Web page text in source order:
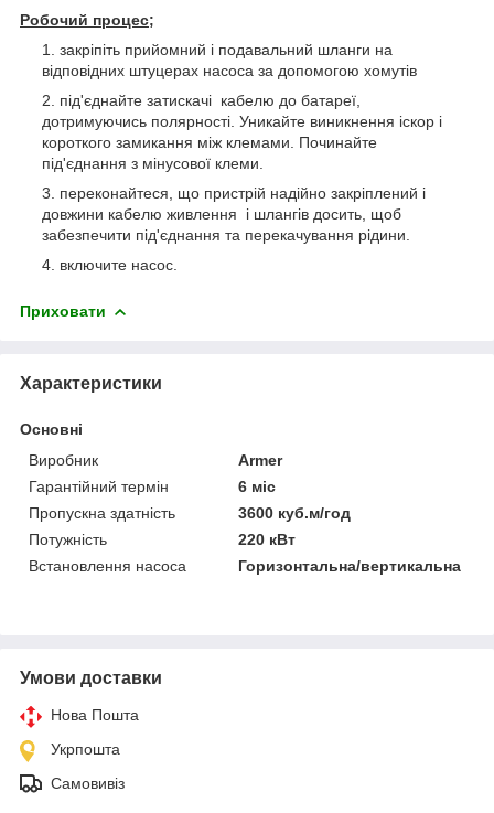
Робочий процес;
закріпіть прийомний і подавальний шланги на
відповідних штуцерах насоса за допомогою хомутів
під'єднайте затискачі кабелю до батареї,
дотримуючись полярності. Уникайте виникнення іскор і
короткого замикання між клемами. Починайте
під'єднання з мінусової клеми.
переконайтеся, що пристрій надійно закріплений і
довжини кабелю живлення і шлангів досить, щоб
забезпечити під'єднання та перекачування рідини.
включите насос.
Приховати
Характеристики
Основні
Виробник
Armer
Гарантійний термін
6 міс
Пропускна здатність
3600 куб.м/год
Потужність
220 кВт
Встановлення насоса
Горизонтальна/вертикальна
Умови доставки
Нова Пошта
Укрпошта
Самовивіз